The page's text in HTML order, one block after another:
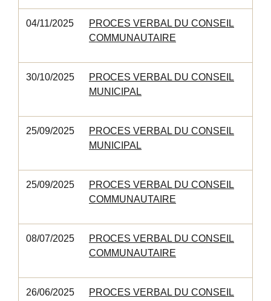
04/11/2025
PROCES VERBAL DU CONSEIL
COMMUNAUTAIRE
30/10/2025
PROCES VERBAL DU CONSEIL
MUNICIPAL
25/09/2025
PROCES VERBAL DU CONSEIL
MUNICIPAL
25/09/2025
PROCES VERBAL DU CONSEIL
COMMUNAUTAIRE
08/07/2025
PROCES VERBAL DU CONSEIL
COMMUNAUTAIRE
26/06/2025
PROCES VERBAL DU CONSEIL